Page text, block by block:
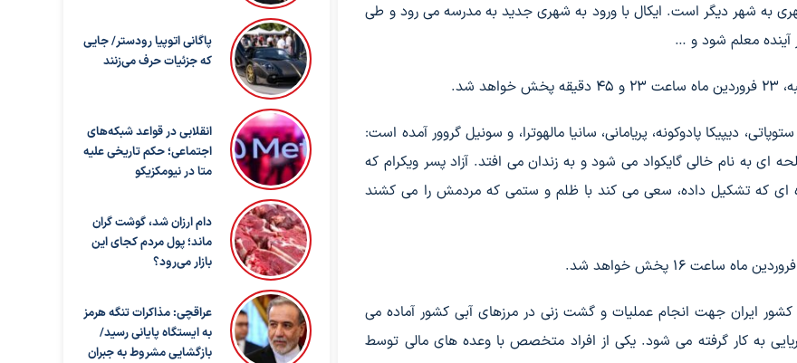
به شهر دیگر است. ایکال با ورود به شهری جدید به مدرسه می رود و طی
آینده معلم شود و …
شد.
دیپیکا پادوکونه، پریامانی، سانیا مالهوترا، و سونیل گروور آمده است:
ای به نام خالی گایکواد می شود و به زندان می افتد. آزاد پسر ویکرام که
ای که تشکیل داده، سعی می کند با ظلم و ستمی که مردمش را می کشند
ایران جهت انجام عملیات و گشت زنی در مرزهای آبی کشور آماده می
به کار گرفته می شود. یکی از افراد متخصص با وعده های مالی توسط
پاگانی اتوپیا رودستر/ جایی
که جزئیات حرف می‌زنند
انقلابی در قواعد شبکه‌های
اجتماعی؛ حکم تاریخی علیه
متا در نیومکزیکو
دام ارزان شد، گوشت گران
ماند؛ پول مردم کجای این
بازار می‌رود؟
عراقچی: مذاکرات تنگه هرمز
به ایستگاه پایانی رسید/
بازگشایی مشروط به جبران